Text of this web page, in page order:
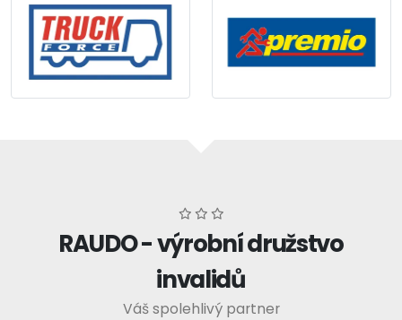
RAUDO - výrobní družstvo
invalidů
Váš spolehlivý partner